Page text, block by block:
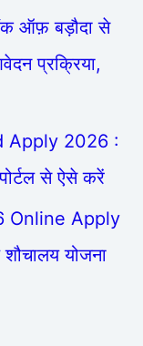
ऑफ़ बड़ौदा से
प्रक्रिया,
Apply 2026 :
से ऐसे करें
Online Apply
योजना